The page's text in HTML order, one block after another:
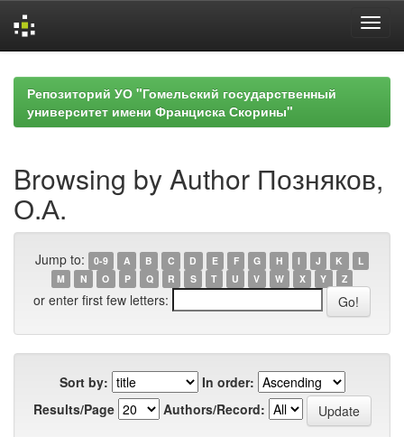
navigationРепозиторий УО "Гомельский государственный
университет имени Франциска Скорины"
Browsing by Author Позняков,
О.А.
Jump to: 0-9 A B C D E F G H I J K
L
M
N O P Q R S T U V W X Y Z
or enter first few letters:
Sort by:
In order:
Results/Page
Authors/Record: